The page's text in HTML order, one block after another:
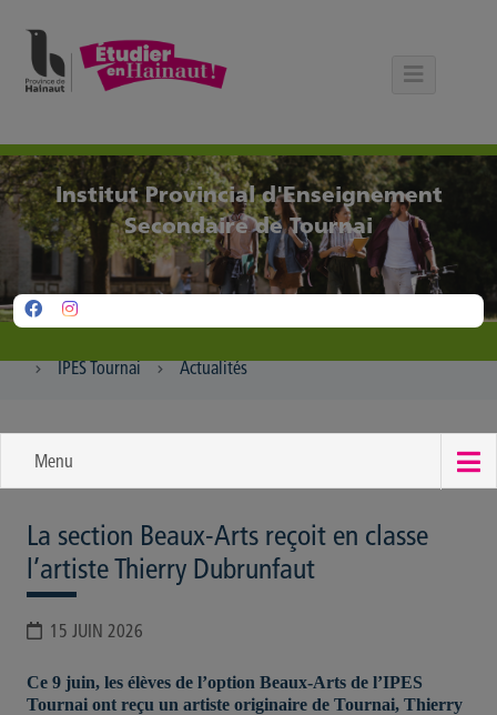
Institut Provincial d'Enseignement
Secondaire de Tournai
IPES Tournai Actualités
Menu
La section Beaux-Arts reçoit en classe
l’artiste Thierry Dubrunfaut
15 JUIN 2026
Ce 9 juin, les élèves de l’option Beaux-Arts de l’IPES
Tournai ont reçu un artiste originaire de Tournai, Thierry